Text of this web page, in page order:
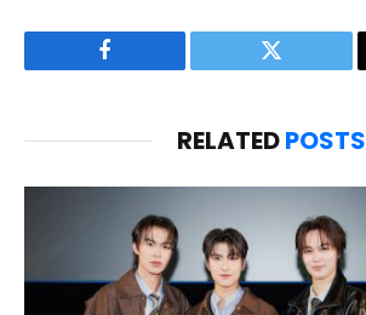
Facebook Twitter
RELATEDPOSTS